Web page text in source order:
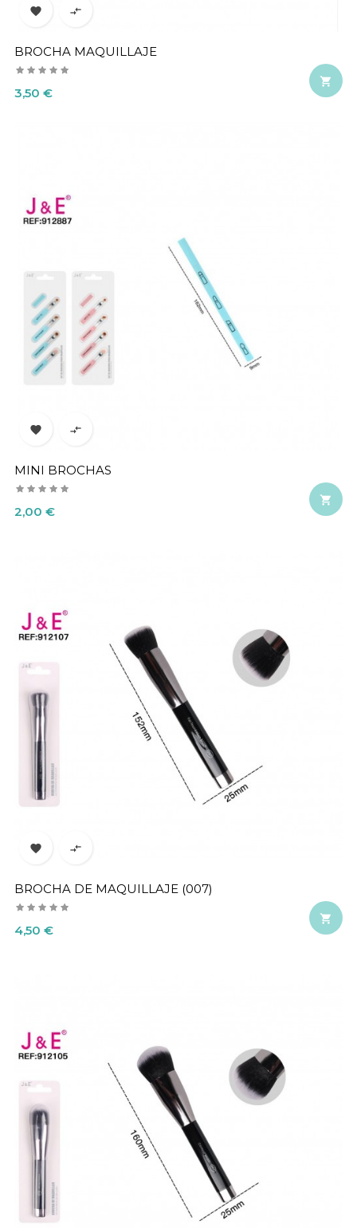
 
BROCHA MAQUILLAJE
Precio
3,50 €

 
MINI BROCHAS
Precio
2,00 €

 
BROCHA DE MAQUILLAJE (007)
Precio
4,50 €
